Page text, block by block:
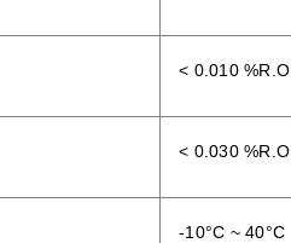
< 0.010 %R.O
< 0.030 %R.O
-10°C ~ 40°C